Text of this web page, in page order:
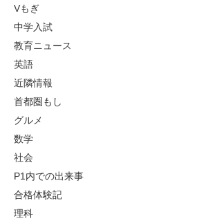
Vもぎ
中学入試
教育ニュース
英語
近隣情報
首都圏もし
グルメ
数学
社会
P1内での出来事
合格体験記
理科